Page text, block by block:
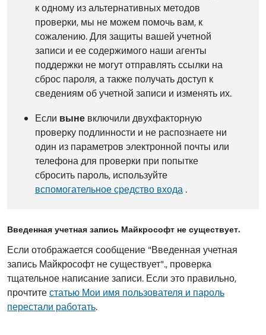
к одному из альтернативных методов
проверки, мы не можем помочь вам, к
сожалению. Для защиты вашей учетной
записи и ее содержимого наши агенты
поддержки не могут отправлять ссылки на
сброс пароля, а также получать доступ к
сведениям об учетной записи и изменять их.
Если выневключили двухфакторную
проверку подлинности и не распознаете ни
один из параметров электронной почты или
телефона для проверки при попытке
сбросить пароль, используйте
вспомогательное средство входа .
Введенная учетная запись Майкрософт не существует.
Если отображается сообщение "Введенная учетная
запись Майкрософт не существует"., проверка
тщательное написание записи. Если это правильно,
прочтитестатью Мои имя пользователя и пароль
перестали работать.